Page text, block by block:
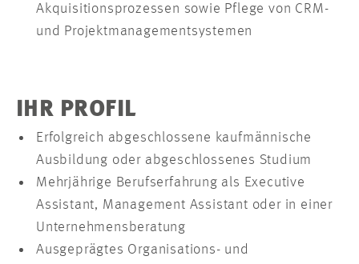
Akquisitionsprozessen sowie Pflege von CRM-
und Projektmanagementsystemen
IHR PROFIL
Erfolgreich abgeschlossene kaufmännische
Ausbildung oder abgeschlossenes Studium
Mehrjährige Berufserfahrung als Executive
Assistant, Management Assistant oder in einer
Unternehmensberatung
Ausgeprägtes Organisations- und